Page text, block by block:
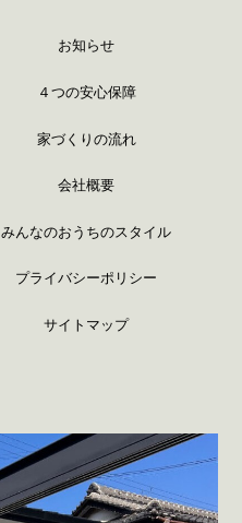
お知らせ
４つの安心保障
家づくりの流れ
会社概要
みんなのおうちのスタイル
プライバシーポリシー
サイトマップ